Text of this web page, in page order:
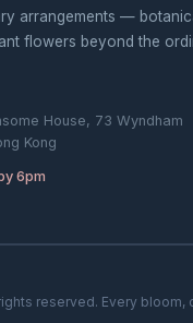
arrangements —
flowers beyond the
House, 73 Wyndham
Kong
6pm
reserved. Every bloom,